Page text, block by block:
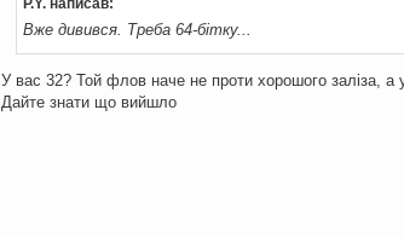
Вже дивився. Треба 64-бітку...
У вас 32? Той флов наче не проти хорошого заліза, а
Дайте знати що вийшло